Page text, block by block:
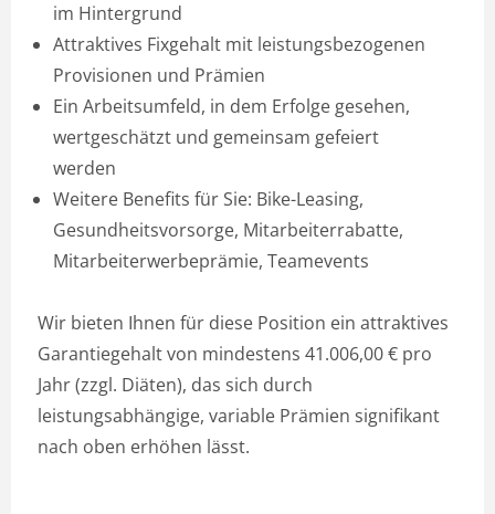
im Hintergrund
Attraktives Fixgehalt mit leistungsbezogenen
Provisionen und Prämien
Ein Arbeitsumfeld, in dem Erfolge gesehen,
wertgeschätzt und gemeinsam gefeiert
werden
Weitere Benefits für Sie: Bike-Leasing,
Gesundheitsvorsorge, Mitarbeiterrabatte,
Mitarbeiterwerbeprämie, Teamevents
Wir bieten Ihnen für diese Position ein attraktives
Garantiegehalt von mindestens 41.006,00 € pro
Jahr (zzgl. Diäten), das sich durch
leistungsabhängige, variable Prämien signifikant
nach oben erhöhen lässt.